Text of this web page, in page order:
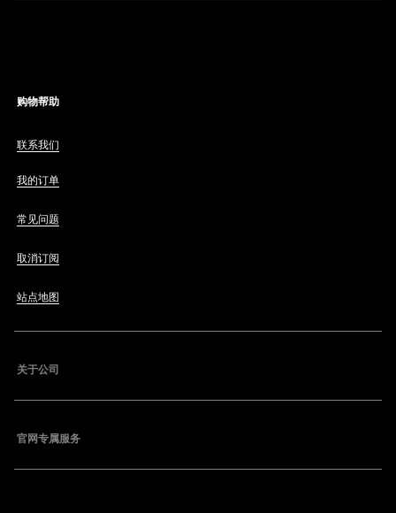
购物帮助
联系我们
我的订单
常见问题
取消订阅
站点地图
关于公司
官网专属服务